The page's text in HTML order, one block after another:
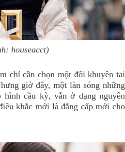
houseacct)
chỉ cần chọn một đôi khuyên tai
giờ đây, một làn sóng những
cầu kỳ, vẫn ở dạng nguyên
khắc mới là đẳng cấp mới cho